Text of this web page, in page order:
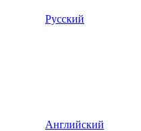
Русский
Английский